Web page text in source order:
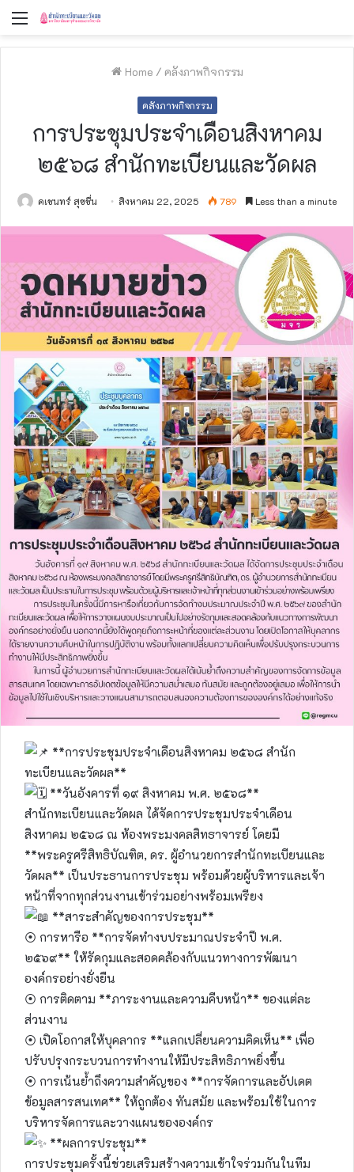
Menu
Home / คลังภาพกิจกรรม
คลังภาพกิจกรรม
การประชุมประจำเดือนสิงหาคม
๒๕๖๘ สำนักทะเบียนและวัดผล
คเชนทร์ สุขชื่น สิงหาคม 22, 2025 789 Less than a minute
**การประชุมประจำเดือนสิงหาคม ๒๕๖๘ สำนัก
ทะเบียนและวัดผล**
**วันอังคารที่ ๑๙ สิงหาคม พ.ศ. ๒๕๖๘**
สำนักทะเบียนและวัดผล ได้จัดการประชุมประจำเดือน
สิงหาคม ๒๕๖๘ ณ ห้องพระมงคลสิทธาจารย์ โดยมี
**พระครูศรีสิทธิบัณฑิต, ดร. ผู้อำนวยการสำนักทะเบียนและ
วัดผล** เป็นประธานการประชุม พร้อมด้วยผู้บริหารและเจ้า
หน้าที่จากทุกส่วนงานเข้าร่วมอย่างพร้อมเพรียง
**สาระสำคัญของการประชุม**
⦿ การหารือ **การจัดทำงบประมาณประจำปี พ.ศ.
๒๕๖๙** ให้รัดกุมและสอดคล้องกับแนวทางการพัฒนา
องค์กรอย่างยั่งยืน
⦿ การติดตาม **ภาระงานและความคืบหน้า** ของแต่ละ
ส่วนงาน
⦿ เปิดโอกาสให้บุคลากร **แลกเปลี่ยนความคิดเห็น** เพื่อ
ปรับปรุงกระบวนการทำงานให้มีประสิทธิภาพยิ่งขึ้น
⦿ การเน้นย้ำถึงความสำคัญของ **การจัดการและอัปเดต
ข้อมูลสารสนเทศ** ให้ถูกต้อง ทันสมัย และพร้อมใช้ในการ
บริหารจัดการและวางแผนขององค์กร
**ผลการประชุม**
การประชุมครั้งนี้ช่วยเสริมสร้างความเข้าใจร่วมกันในทีม